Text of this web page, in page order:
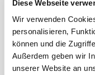
Diese Webseite
Wir verwenden
personalisieren,
können und die
Außerdem geben wir
unserer Website an
in deze
categorie